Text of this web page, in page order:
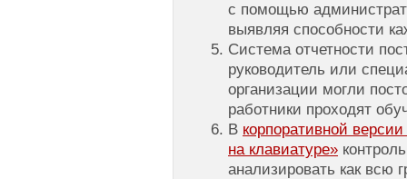
с помощью
выявляя способности
Система отчетности
руководитель или
организации могли
работники проходят
В корпоративной
на клавиатуре»
анализировать как всю